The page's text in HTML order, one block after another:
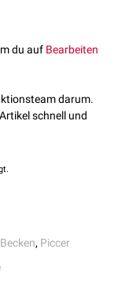
Nr. 9 gekennzeichnet
du auf Bearbeiten
darum.
schnell und
Becken, Piccer